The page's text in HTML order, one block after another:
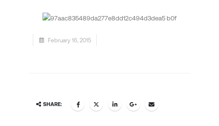
February 16, 2015
SHARE: